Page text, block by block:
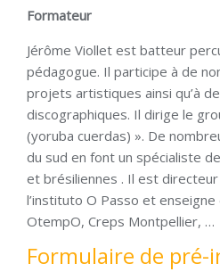
Formateur
Jérôme Viollet est batteur
pédagogue. Il participe à de
projets artistiques ainsi qu’à
discographiques. Il dirige le
(yoruba cuerdas) ». De
du sud en font un spécialiste
et brésiliennes . Il est
l’instituto O Passo et enseigne
OtempO, Creps Montpellier, …
Formulaire de pré-